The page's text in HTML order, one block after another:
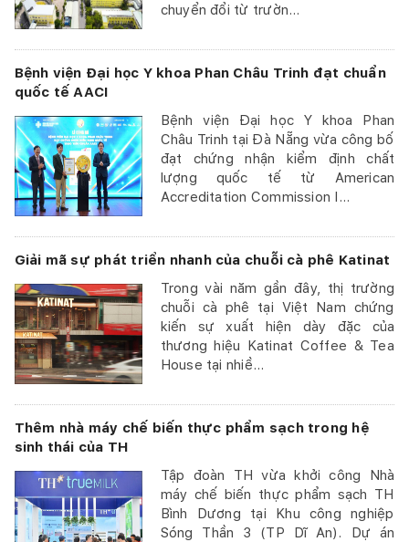
chuyển đổi từ trườn...
Bệnh viện Đại học Y khoa Phan Châu Trinh đạt chuẩn
quốc tế AACI
Bệnh viện Đại học Y khoa Phan
Châu Trinh tại Đà Nẵng vừa công bố
đạt chứng nhận kiểm định chất
lượng quốc tế từ American
Accreditation Commission I...
Giải mã sự phát triển nhanh của chuỗi cà phê Katinat
Trong vài năm gần đây, thị trường
chuỗi cà phê tại Việt Nam chứng
kiến sự xuất hiện dày đặc của
thương hiệu Katinat Coffee & Tea
House tại nhiề...
Thêm nhà máy chế biến thực phẩm sạch trong hệ
sinh thái của TH
Tập đoàn TH vừa khởi công Nhà
máy chế biến thực phẩm sạch TH
Bình Dương tại Khu công nghiệp
Sóng Thần 3 (TP Dĩ An). Dự án